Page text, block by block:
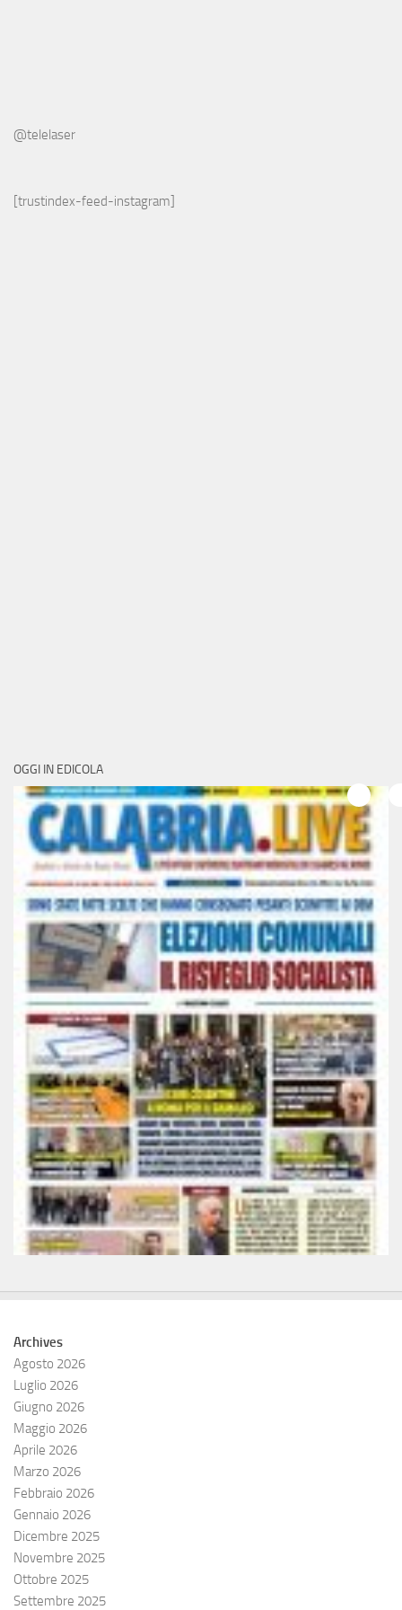
@telelaser
[trustindex-feed-instagram]
OGGI IN EDICOLA
Archives
Agosto 2026
Luglio 2026
Giugno 2026
Maggio 2026
Aprile 2026
Marzo 2026
Febbraio 2026
Gennaio 2026
Dicembre 2025
Novembre 2025
Ottobre 2025
Settembre 2025